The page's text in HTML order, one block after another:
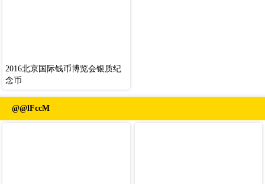
2016北京国际钱币博览会银质纪
念币
@@lFccM